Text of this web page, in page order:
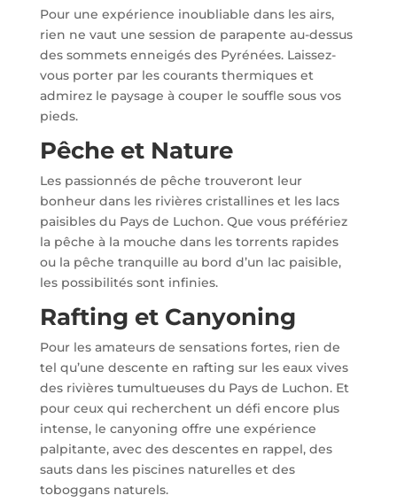
Pour une expérience inoubliable dans les airs,
rien ne vaut une session de parapente au-dessus
des sommets enneigés des Pyrénées. Laissez-
vous porter par les courants thermiques et
admirez le paysage à couper le souffle sous vos
pieds.
Pêche et Nature
Les passionnés de pêche trouveront leur
bonheur dans les rivières cristallines et les lacs
paisibles du Pays de Luchon. Que vous préfériez
la pêche à la mouche dans les torrents rapides
ou la pêche tranquille au bord d’un lac paisible,
les possibilités sont infinies.
Rafting et Canyoning
Pour les amateurs de sensations fortes, rien de
tel qu’une descente en rafting sur les eaux vives
des rivières tumultueuses du Pays de Luchon. Et
pour ceux qui recherchent un défi encore plus
intense, le canyoning offre une expérience
palpitante, avec des descentes en rappel, des
sauts dans les piscines naturelles et des
toboggans naturels.